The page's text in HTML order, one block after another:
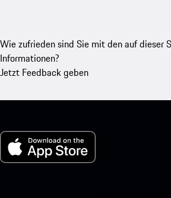
Wie zufrieden sind Sie mit den auf dieser
Informationen?
Jetzt Feedback geben